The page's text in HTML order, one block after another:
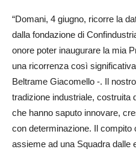
“Domani, 4 giugno, ricorre la
dalla fondazione di
onore poter inaugurare la mia
una ricorrenza così
Beltrame Giacomello -. Il
tradizione industriale, costruita
che hanno saputo innovare,
con determinazione. Il compito
assieme ad una Squadra dalle